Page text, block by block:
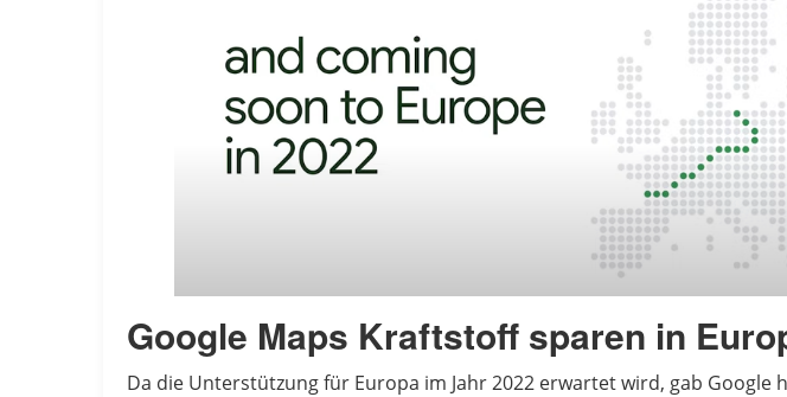
Google Maps Kraftstoff sparen in
Da die Unterstützung für Europa im Jahr 2022 erwartet wird, gab Google